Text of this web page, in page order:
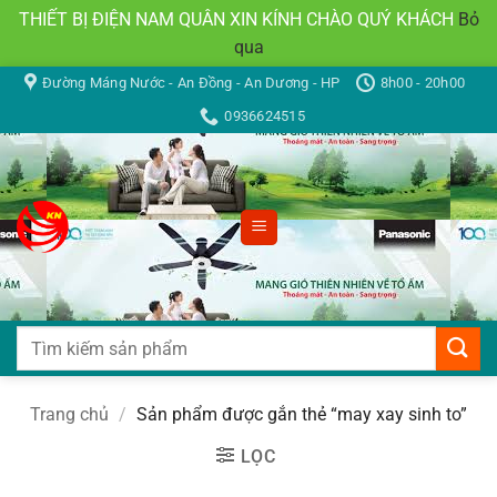
THIẾT BỊ ĐIỆN NAM QUÂN XIN KÍNH CHÀO QUÝ KHÁCH Bỏ
qua
nội
dung
Đường Máng Nước - An Đồng - An Dương - HP
8h00 - 20h00
0936624515
Tìm
Trang chủ / Sản phẩm được gắn thẻ “may xay sinh to”
LỌC